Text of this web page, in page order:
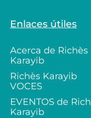
Enlaces útiles
Acerca de Richès
Karayib
Richès Karayib
VOCES
EVENTOS de
Karayib